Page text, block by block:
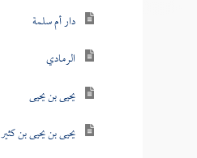
دار أم سلمة
الرمادي
يحيى بن يحيى
يحيى بن يحيى بن كثير